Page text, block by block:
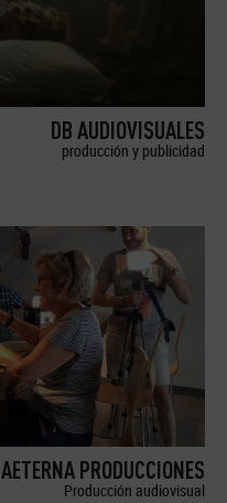
DB AUDIOVISUALES
producción y publicidad
AETERNA PRODUCCIONES
Producción audiovisual